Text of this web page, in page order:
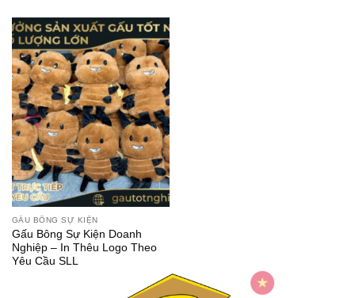
GẤU BÔNG SỰ KIỆN
Gấu Bông Sự Kiện Doanh
Nghiệp – In Thêu Logo Theo
Yêu Cầu SLL